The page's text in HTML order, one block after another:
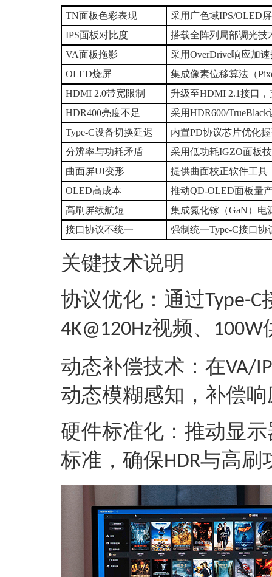
‌TN面板色彩表现
采用广色域IPS/OLED
‌IPS面板对比度
搭载全阵列局部调光技
‌VA面板拖影
采用OverDrive响应加
‌OLED烧屏
集成像素位移算法（
HDMI 2.0带宽限制
升级至HDMI 2.1接口，
‌HDR400亮度不足
采用HDR600/
‌Type-C设备切换延迟
内置PD协议芯片优化
分辨率与功耗矛盾
采用低功耗IGZO面板
曲面屏UI变形
提供曲面校正软件工具
‌OLED高成本
推动QD-OLED面板量
‌高刷屏续航短
集成氮化镓（GaN）电
接口协议不统一
强制统一Type-C接口协
关键技术说明
‌协议优化‌：通过Type-C
4K@120Hz视频、 100W
‌动态补偿技术‌：在VA/
动态模糊感知，补偿
硬件标准化‌：推动显
标准，确保HDR与高刷